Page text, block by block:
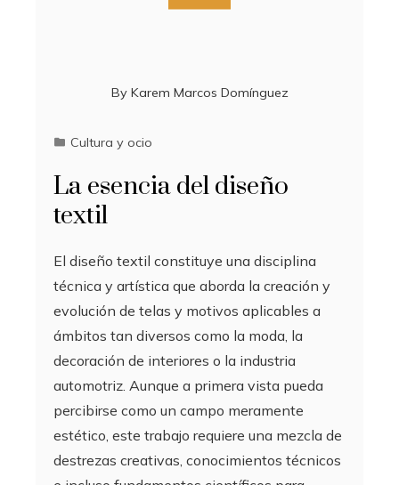
By Karem Marcos Domínguez
Cultura y ocio
La esencia del diseño
textil
El diseño textil constituye una disciplina
técnica y artística que aborda la creación y
evolución de telas y motivos aplicables a
ámbitos tan diversos como la moda, la
decoración de interiores o la industria
automotriz. Aunque a primera vista pueda
percibirse como un campo meramente
estético, este trabajo requiere una mezcla de
destrezas creativas, conocimientos técnicos